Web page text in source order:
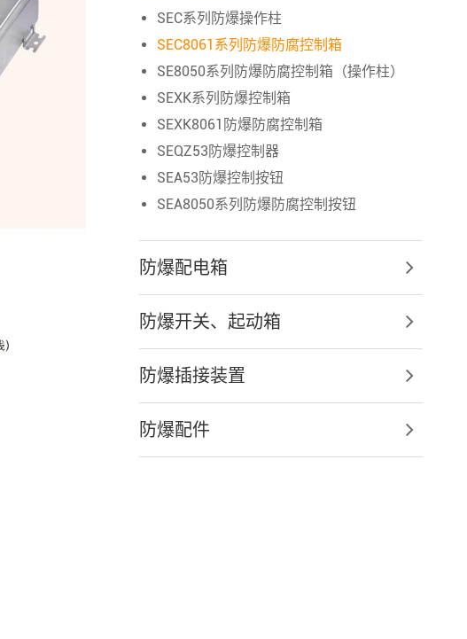
SEC系列防爆操作柱
SEC8061系列防爆防腐控制箱
SE8050系列防爆防腐控制箱（操作柱）
SEXK系列防爆控制箱
SEXK8061防爆防腐控制箱
SEQZ53防爆控制器
SEA53防爆控制按钮
SEA8050系列防爆防腐控制按钮
防爆配电箱
防爆开关、起动箱
防爆插接装置
防爆配件